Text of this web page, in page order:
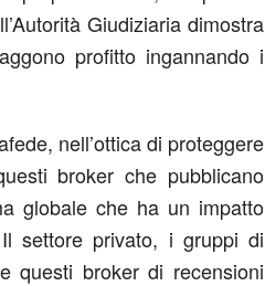
Giudiziaria dimostra
profitto ingannando i
nell’ottica di proteggere
broker che pubblicano
globale che ha un impatto
settore privato, i gruppi di
questi broker di recensioni